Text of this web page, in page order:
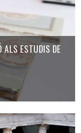
ALS ESTUDIS DE